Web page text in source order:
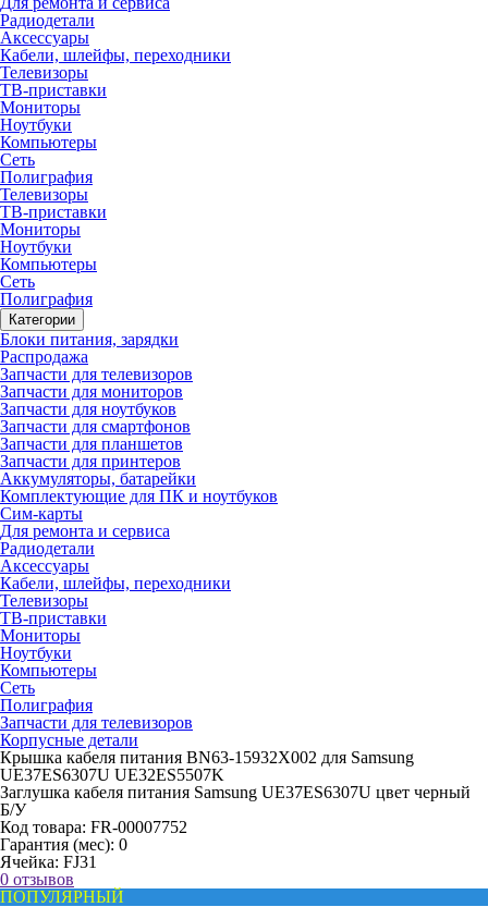
Радиодетали
Аксессуары
Кабели, шлейфы, переходники
Телевизоры
ТВ-приставки
Мониторы
Ноутбуки
Компьютеры
Сеть
Полиграфия
Телевизоры
ТВ-приставки
Мониторы
Ноутбуки
Компьютеры
Сеть
Полиграфия
Категории
Блоки питания, зарядки
Распродажа
Запчасти для телевизоров
Запчасти для мониторов
Запчасти для ноутбуков
Запчасти для смартфонов
Запчасти для планшетов
Запчасти для принтеров
Аккумуляторы, батарейки
Комплектующие для ПК и ноутбуков
Сим-карты
Для ремонта и сервиса
Радиодетали
Аксессуары
Кабели, шлейфы, переходники
Телевизоры
ТВ-приставки
Мониторы
Ноутбуки
Компьютеры
Сеть
Полиграфия
Запчасти для телевизоров
Корпусные детали
Крышка кабеля питания BN63-15932X002 для Samsung
UE37ES6307U UE32ES5507K
Заглушка кабеля питания Samsung UE37ES6307U цвет черный
Б/У
Код товара: FR-00007752
Гарантия (мес): 0
Ячейка: FJ31
0 отзывов
ПОПУЛЯРНЫЙ